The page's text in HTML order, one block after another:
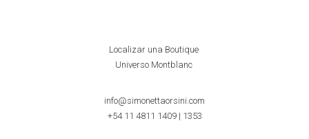
Localizar una Boutique
Universo Montblanc
info@simonettaorsini.com
+54 11 4811 1409| 1353